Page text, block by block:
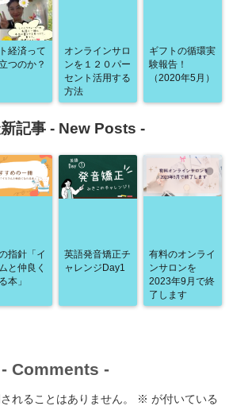
経済って
つのか？
オンラインサロ
ンを１２０パー
セント活用する
方法
ギフトの循環実
験報告！
（2020年5月）
記事 - New Posts -
指針「イ
と仲良く
本」
英語発音矯正チ
ャレンジDay1
有料のオンライ
ンサロンを
2023年9月で終
了します
- Comments -
れることはありません。 ※ が付いている